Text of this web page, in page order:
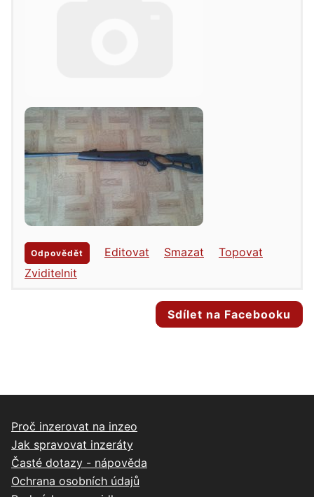
Odpovědět Editovat Smazat
Topovat
Zviditelnit
Sdílet na Facebooku
Proč inzerovat na inzeo
Jak spravovat inzeráty
Časté dotazy - nápověda
Ochrana osobních údajů